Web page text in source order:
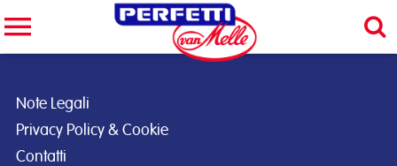
Note Legali
Privacy Policy & Cookie
Contatti